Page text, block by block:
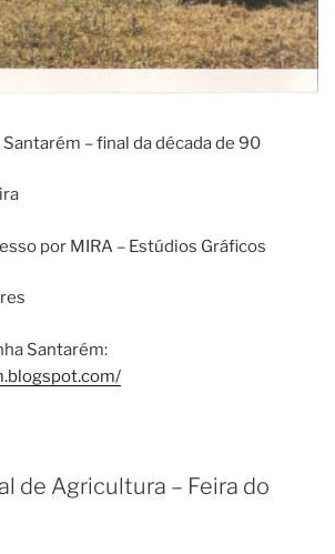
– final da década de 90
por MIRA – Estúdios Gráficos
Santarém:
de Agricultura – Feira do